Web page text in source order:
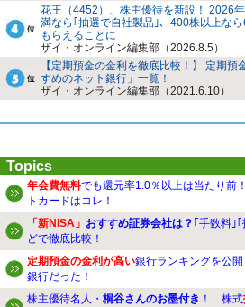
花王（4452）、株主優待を新設！ 2026
満なら｢抽選で自社製品｣、400株以上な
もらえることに
ザイ・オンライン編集部（2026.8.5）
【定期預金の金利を徹底比較！】 定期
すめのネット銀行」一覧！
ザイ・オンライン編集部（2021.6.10）
Topics
年会費無料でも還元率1.0％以上は当たり
トカードはコレ！
「新NISA」 おすすめ証券会社は？ ｢手数料｣
どで徹底比較！
定期預金の金利が高い銀行ランキングを公開
銀行だった！
株主優待名人・ 桐谷さんのお墨付き ！ 株式